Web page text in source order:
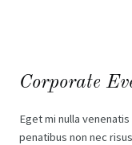
Corporate
Eget mi nulla
penatibus non nec